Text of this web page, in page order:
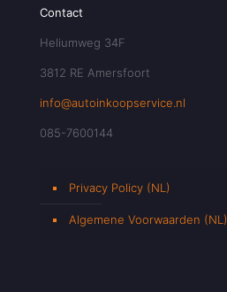
Contact
Heliumweg 34F
3812 RE Amersfoort
info@autoinkoopservice.nl
085-7600144
Privacy Policy (NL)
Algemene Voorwaarden (NL)